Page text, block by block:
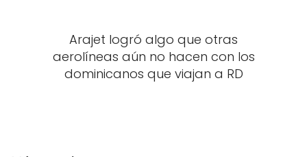
Arajet logró algo que otras
aerolíneas aún no hacen con los
dominicanos que viajan a RD